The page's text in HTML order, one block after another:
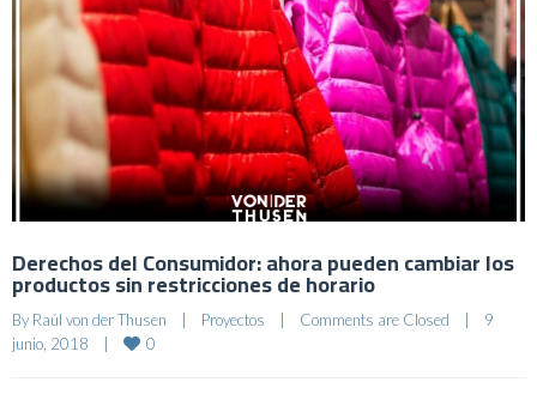
Derechos del Consumidor: ahora pueden cambiar los
productos sin restricciones de horario
By Raúl von der Thusen Proyectos Comments are Closed
9
junio, 2018
0